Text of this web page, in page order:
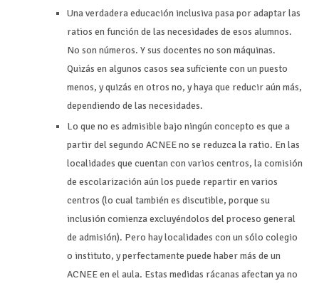
Una verdadera educación inclusiva pasa por adaptar las
ratios en función de las necesidades de esos alumnos.
No son números. Y sus docentes no son máquinas.
Quizás en algunos casos sea suficiente con un puesto
menos, y quizás en otros no, y haya que reducir aún más,
dependiendo de las necesidades.
Lo que no es admisible bajo ningún concepto es que a
partir del segundo ACNEE no se reduzca la ratio. En las
localidades que cuentan con varios centros, la comisión
de escolarización aún los puede repartir en varios
centros (lo cual también es discutible, porque su
inclusión comienza excluyéndolos del proceso general
de admisión). Pero hay localidades con un sólo colegio
o instituto, y perfectamente puede haber más de un
ACNEE en el aula. Estas medidas rácanas afectan ya no